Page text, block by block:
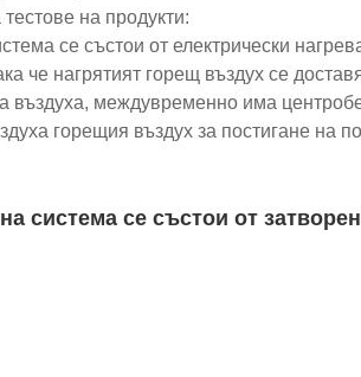
на продукти:
се състои от електрически
че нагрятият горещ въздух се
въздуха, междувременно има
горещия въздух за постигане на
система се състои от